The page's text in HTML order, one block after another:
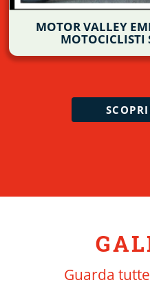
MOTOR VALLEY
MOTOCICLISTI
Guarda